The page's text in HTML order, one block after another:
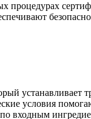
процедурах
устанавливает
условия